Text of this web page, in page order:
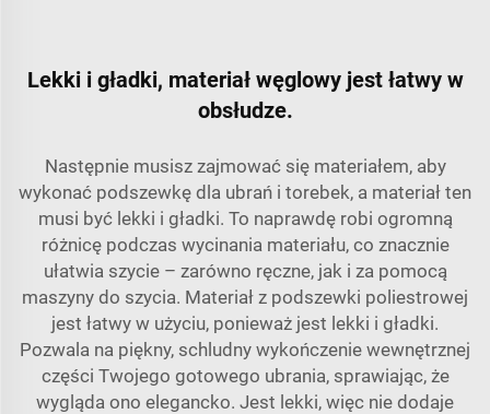
Lekki i gładki, materiał węglowy jest łatwy w
obsłudze.
Następnie musisz zajmować się materiałem, aby
wykonać podszewkę dla ubrań i torebek, a materiał ten
musi być lekki i gładki. To naprawdę robi ogromną
różnicę podczas wycinania materiału, co znacznie
ułatwia szycie – zarówno ręczne, jak i za pomocą
maszyny do szycia. Materiał z podszewki poliestrowej
jest łatwy w użyciu, ponieważ jest lekki i gładki.
Pozwala na piękny, schludny wykończenie wewnętrznej
części Twojego gotowego ubrania, sprawiając, że
wygląda ono elegancko. Jest lekki, więc nie dodaje